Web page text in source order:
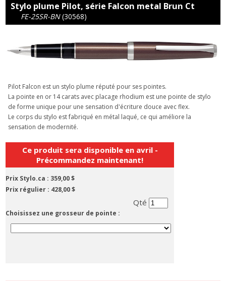
Stylo plume Pilot, série Falcon metal Brun Ct
FE-25SR-BN (30568)
Pilot Falcon est un stylo plume réputé pour ses pointes.
La pointe en or 14 carats avec placage rhodium est une pointe de stylo
de forme unique pour une sensation d'écriture douce avec flex.
Le corps du stylo est fabriqué en métal laqué, ce qui améliore la
sensation de modernité.
Ce produit sera disponible en avril -
Précommandez maintenant!
Prix Stylo.ca : 359,00 $
Prix régulier : 428,00 $
Qté
Choisissez une grosseur de pointe :